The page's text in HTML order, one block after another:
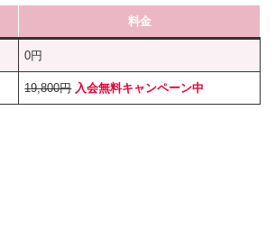
料金
0円
19,800円 入会無料キャンペーン中